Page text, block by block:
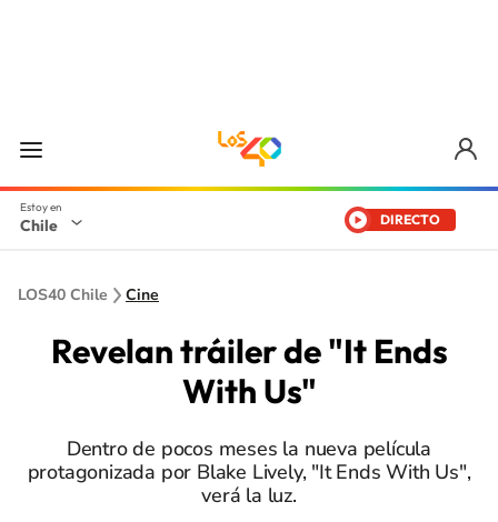
Chile DIRECTO
LOS40 Chile Cine
Revelan tráiler de "It Ends
With Us"
Dentro de pocos meses la nueva película
protagonizada por Blake Lively, "It Ends With Us",
verá la luz.